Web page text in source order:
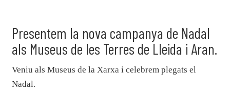
Presentem la nova campanya de Nadal
als Museus de les Terres de Lleida i Aran.
Veniu als Museus de la Xarxa i celebrem plegats el
Nadal.